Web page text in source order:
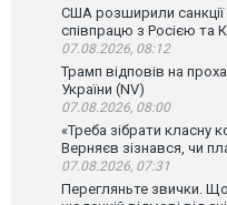
США розширили санкції
співпрацю з Росією та
07.08.2026, 08:12
Трамп відповів на
України (NV)
07.08.2026, 08:00
«Треба зібрати класну
Верняєв зізнався, чи
07.08.2026, 07:31
Перегляньте звички.